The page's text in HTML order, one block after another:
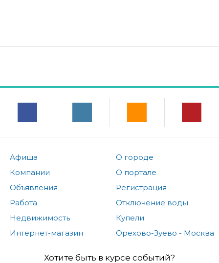
Афиша
Компании
Объявления
Работа
Недвижимость
Интернет-магазин
О городе
О портале
Регистрация
Отключение воды
Купели
Орехово-Зуево - Москва
Хотите быть в курсе событий?